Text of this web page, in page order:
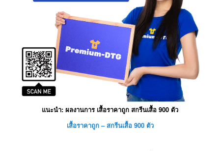
แนะนำ: ผลงานการ เสื้อราคาถูก สกรีนเสื้อ 900 ตัว
เสื้อราคาถูก – สกรีนเสื้อ 900 ตัว